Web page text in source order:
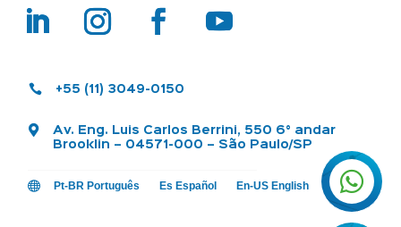

 +55 (11) 3049-0150

Av. Eng. Luis Carlos Berrini, 550 6° andar
Brooklin – 04571-000 – São Paulo/SP
 Pt-BR Português Es Español En-US English